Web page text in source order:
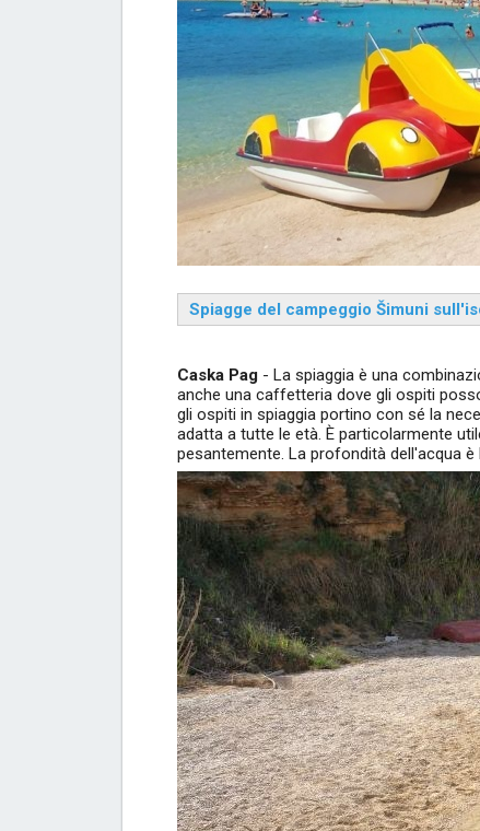
Spiagge del campeggio Šimuni
Caska Pag - La spiaggia è una
anche una caffetteria dove gli ospiti
gli ospiti in spiaggia portino con sé la
adatta a tutte le età. È particolarmente
pesantemente. La profondità dell'acqua